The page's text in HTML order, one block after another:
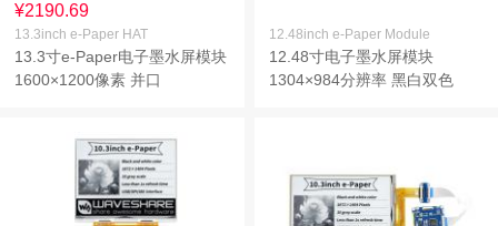
¥2190.69
13.3inch e-Paper HAT
13.3寸e-Paper电子墨水屏模块
1600×1200像素 并口
12.48inch e-Paper Module
12.48寸电子墨水屏模块
1304×984分辨率 黑白双色